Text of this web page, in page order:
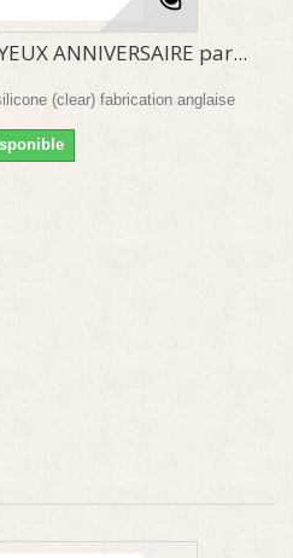
ANNIVERSAIRE par...
(clear) fabrication anglaise